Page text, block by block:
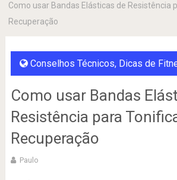
Como usar Bandas Elásticas de Resistência
Recuperação
Conselhos Técnicos, Dicas de
Como usar Bandas
Resistência para
Recuperação
Paulo